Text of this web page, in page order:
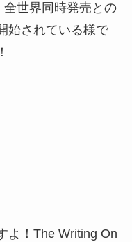
世界同時発売との
始されている様で
よ！The Writing On